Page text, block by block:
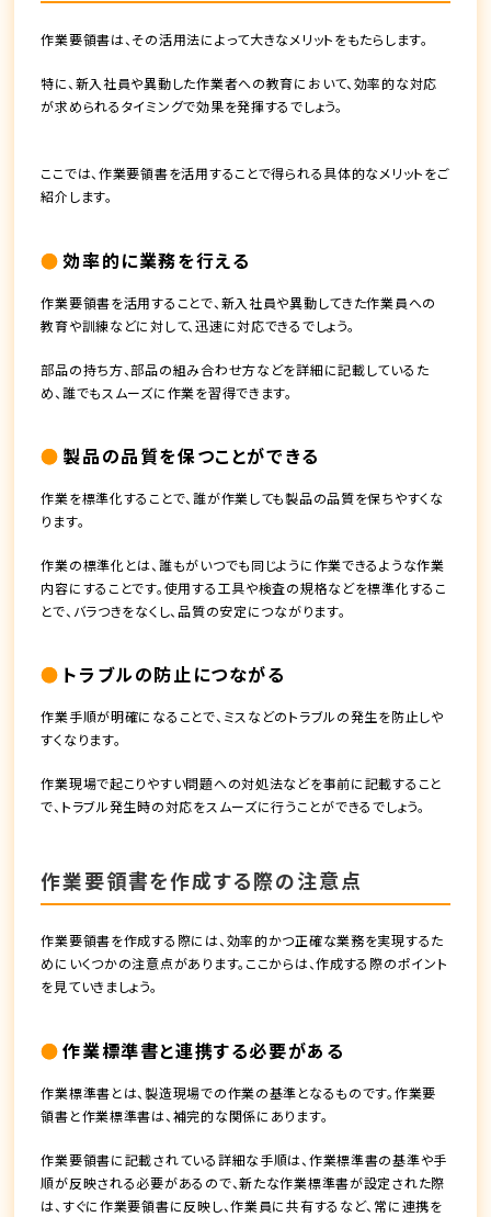
作業要領書は、その活用法によって大きなメリットをもたらします。
特に、新入社員や異動した作業者への教育において、効率的な対応
が求められるタイミングで効果を発揮するでしょう。
ここでは、作業要領書を活用することで得られる具体的なメリットをご
紹介します。
効率的に業務を行える
作業要領書を活用することで、新入社員や異動してきた作業員への
教育や訓練などに対して、迅速に対応できるでしょう。
部品の持ち方、部品の組み合わせ方などを詳細に記載しているた
め、誰でもスムーズに作業を習得できます。
製品の品質を保つことができる
作業を標準化することで、誰が作業しても製品の品質を保ちやすくな
ります。
作業の標準化とは、誰もがいつでも同じように作業できるような作業
内容にすることです。使用する工具や検査の規格などを標準化するこ
とで、バラつきをなくし、品質の安定につながります。
トラブルの防止につながる
作業手順が明確になることで、ミスなどのトラブルの発生を防止しや
すくなります。
作業現場で起こりやすい問題への対処法などを事前に記載すること
で、トラブル発生時の対応をスムーズに行うことができるでしょう。
作業要領書を作成する際の注意点
作業要領書を作成する際には、効率的かつ正確な業務を実現するた
めにいくつかの注意点があります。ここからは、作成する際のポイント
を見ていきましょう。
作業標準書と連携する必要がある
作業標準書とは、製造現場での作業の基準となるものです。作業要
領書と作業標準書は、補完的な関係にあります。
作業要領書に記載されている詳細な手順は、作業標準書の基準や手
順が反映される必要があるので、新たな作業標準書が設定された際
は、すぐに作業要領書に反映し、作業員に共有するなど、常に連携を